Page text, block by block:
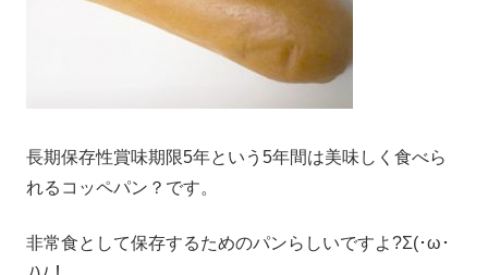
長期保存性賞味期限5年という5年間は美味しく食べら
れるコッペパン？です。
非常食として保存するためのパンらしいですよ?Σ(･ω･